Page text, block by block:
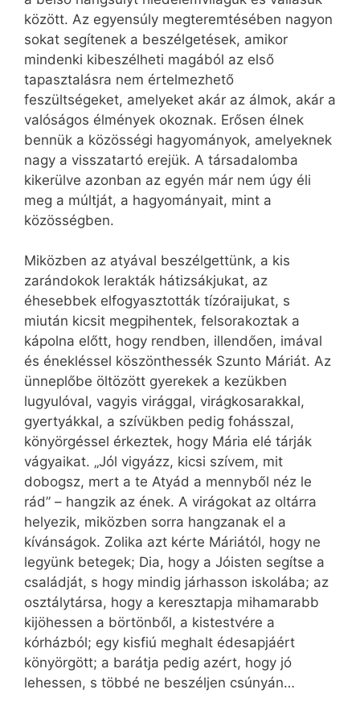
között. Az egyensúly megteremtésében nagyon
sokat segítenek a beszélgetések, amikor
mindenki kibeszélheti magából az első
tapasztalásra nem értelmezhető
feszültségeket, amelyeket akár az álmok, akár a
valóságos élmények okoznak. Erősen élnek
bennük a közösségi hagyományok, amelyeknek
nagy a visszatartó erejük. A társadalomba
kikerülve azonban az egyén már nem úgy éli
meg a múltját, a hagyományait, mint a
közösségben.
Miközben az atyával beszélgettünk, a kis
zarándokok lerakták hátizsákjukat, az
éhesebbek elfogyasztották tízóraijukat, s
miután kicsit megpihentek, felsorakoztak a
kápolna előtt, hogy rendben, illendően, imával
és énekléssel köszönthessék Szunto Máriát. Az
ünneplőbe öltözött gyerekek a kezükben
lugyulóval, vagyis virággal, virágkosarakkal,
gyertyákkal, a szívükben pedig fohásszal,
könyörgéssel érkeztek, hogy Mária elé tárják
vágyaikat. „Jól vigyázz, kicsi szívem, mit
dobogsz, mert a te Atyád a mennyből néz le
rád” – hangzik az ének. A virágokat az oltárra
helyezik, miközben sorra hangzanak el a
kívánságok. Zolika azt kérte Máriától, hogy ne
legyünk betegek; Dia, hogy a Jóisten segítse a
családját, s hogy mindig járhasson iskolába; az
osztálytársa, hogy a keresztapja mihamarabb
kijöhessen a börtönből, a kistestvére a
kórházból; egy kisfiú meghalt édesapjáért
könyörgött; a barátja pedig azért, hogy jó
lehessen, s többé ne beszéljen csúnyán…